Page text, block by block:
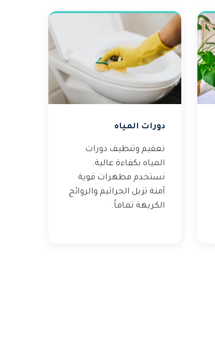
دورات المياه
تعقيم وتنظيف دورات
المياه بكفاءة عالية.
نستخدم مطهرات قوية
آمنة تزيل الجراثيم والروائح
الكريهة تماماً.